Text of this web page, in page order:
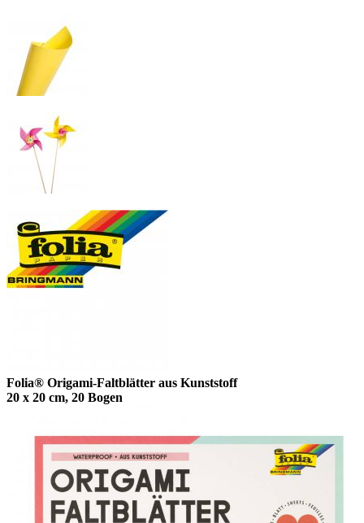
Folia® Origami-Faltblätter aus Kunststoff
20 x 20 cm, 20 Bogen